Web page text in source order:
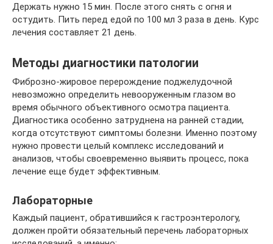
Держать нужно 15 мин. После этого снять с огня и
остудить. Пить перед едой по 100 мл 3 раза в день. Курс
лечения составляет 21 день.
Методы диагностики патологии
Фиброзно-жировое перерождение поджелудочной
невозможно определить невооруженным глазом во
время обычного объективного осмотра пациента.
Диагностика особенно затруднена на ранней стадии,
когда отсутствуют симптомы болезни. Именно поэтому
нужно провести целый комплекс исследований и
анализов, чтобы своевременно выявить процесс, пока
лечение еще будет эффективным.
Лабораторные
Каждый пациент, обратившийся к гастроэнтерологу,
должен пройти обязательный перечень лабораторных